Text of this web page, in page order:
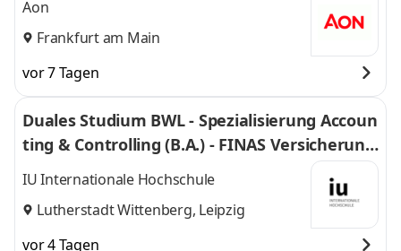
Aon
Frankfurt am Main
vor 7 Tagen
Duales Studium BWL - Spezialisierung Accoun
ting & Controlling (B.A.) - FINAS Versicherung
smakler GmbH
IU Internationale Hochschule
Lutherstadt Wittenberg, Leipzig
vor 4 Tagen